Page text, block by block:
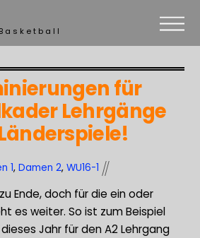
für
Lehrgänge
1, Damen 2, WU16-1
Ende, doch für die ein oder
es weiter. So ist zum Beispiel
Jahr für den A2 Lehrgang